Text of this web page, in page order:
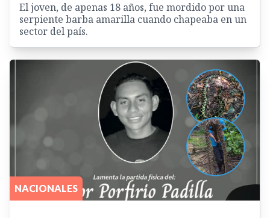
El joven, de apenas 18 años, fue mordido por una
serpiente barba amarilla cuando chapeaba en un
sector del país.
NACIONALES